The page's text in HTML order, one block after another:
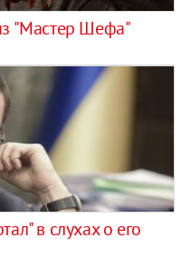
"Мастер Шефа"
в слухах о его